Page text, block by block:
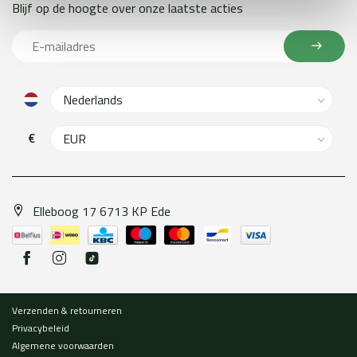
Blijf op de hoogte over onze laatste acties
€
Elleboog 17 6713 KP Ede
Verzenden & retourneren
Privacybeleid
Algemene voorwaarden